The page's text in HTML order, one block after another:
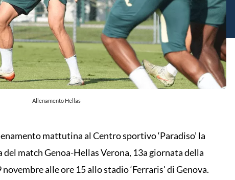
Allenamento Hellas
mattutina al Centro sportivo ‘Paradiso’ la
match Genoa-Hellas Verona, 13a giornata della
alle ore 15 allo stadio ‘Ferraris' di Genova.